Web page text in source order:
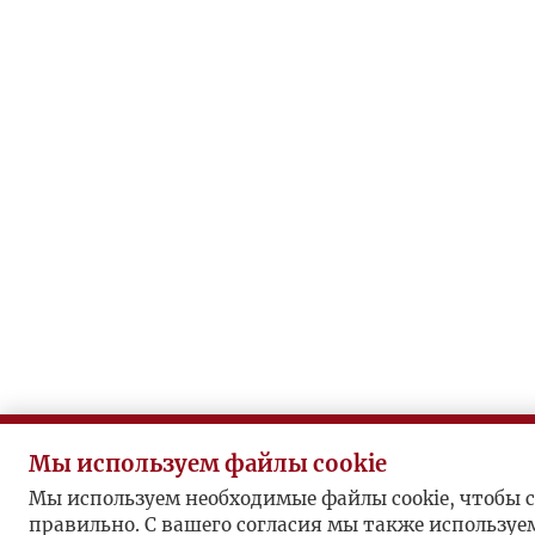
Мы используем файлы cookie
Мы используем необходимые файлы cookie, чтобы
правильно. С вашего согласия мы также